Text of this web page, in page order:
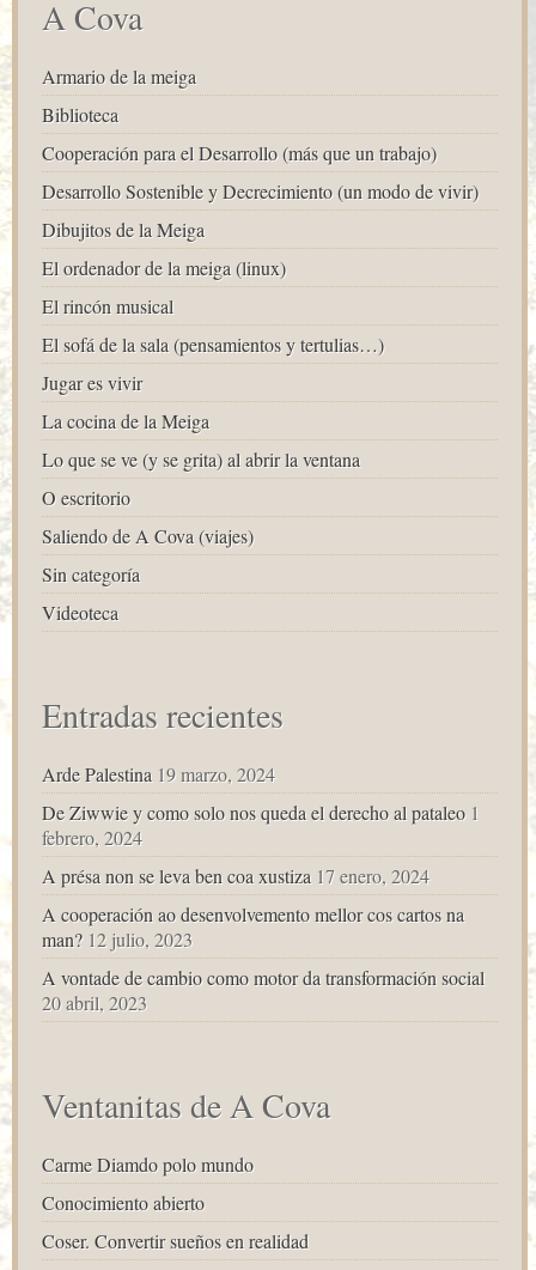
A Cova
Armario de la meiga
Biblioteca
Cooperación para el Desarrollo (más que un trabajo)
Desarrollo Sostenible y Decrecimiento (un modo de vivir)
Dibujitos de la Meiga
El ordenador de la meiga (linux)
El rincón musical
El sofá de la sala (pensamientos y tertulias…)
Jugar es vivir
La cocina de la Meiga
Lo que se ve (y se grita) al abrir la ventana
O escritorio
Saliendo de A Cova (viajes)
Sin categoría
Videoteca
Entradas recientes
Arde Palestina 19 marzo, 2024
De Ziwwie y como solo nos queda el derecho al pataleo 1
febrero, 2024
A présa non se leva ben coa xustiza 17 enero, 2024
A cooperación ao desenvolvemento mellor cos cartos na
man? 12 julio, 2023
A vontade de cambio como motor da transformación social
20 abril, 2023
Ventanitas de A Cova
Carme Diamdo polo mundo
Conocimiento abierto
Coser. Convertir sueños en realidad